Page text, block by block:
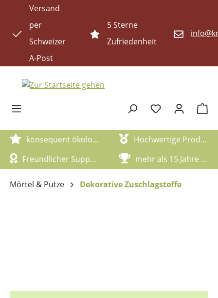
Zum Hauptinhalt springen
Versand
per
Schweizer
A-Post
5 Sterne
Zufriedenheit
konsequent ökologische Artikel
Hochwertige Produktqualität
Freundlicher Support
mehr als 15 Jahre Erfahrung
Mörtel & Putze Dekorative Zuschlagstoffe